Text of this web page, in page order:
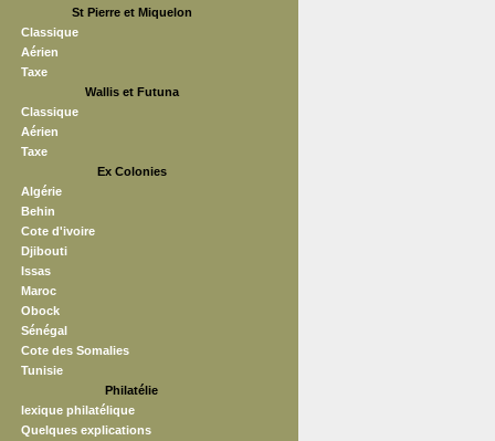
St Pierre et Miquelon
Classique
Aérien
Taxe
Wallis et Futuna
Classique
Aérien
Taxe
Ex Colonies
Algérie
Behin
Cote d'ivoire
Djibouti
Issas
Maroc
Obock
Sénégal
Cote des Somalies
Tunisie
Philatélie
lexique philatélique
Quelques explications